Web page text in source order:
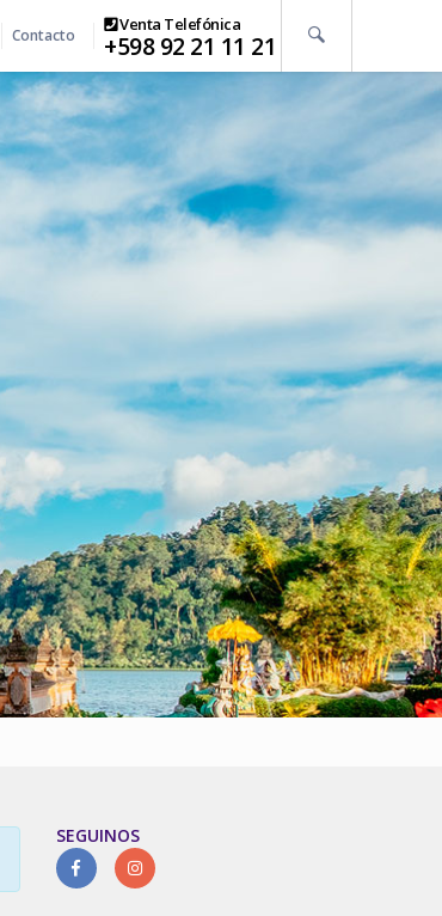
Contacto
Venta Telefónica
+598 92 21 11 21
SEGUINOS